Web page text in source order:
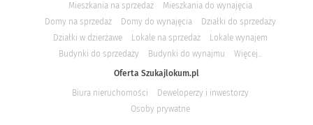
Mieszkania na sprzedaż
Mieszkania do wynajęcia
Domy na sprzedaż
Domy do wynajęcia
Działki do sprzedaży
Działki w dzierżawe
Lokale na sprzedaż
Lokale wynajem
Budynki do sprzedaży
Budynki do wynajmu
Więcej...
Oferta Szukajlokum.pl
Biura nieruchomości
Deweloperzy i inwestorzy
Osoby prywatne